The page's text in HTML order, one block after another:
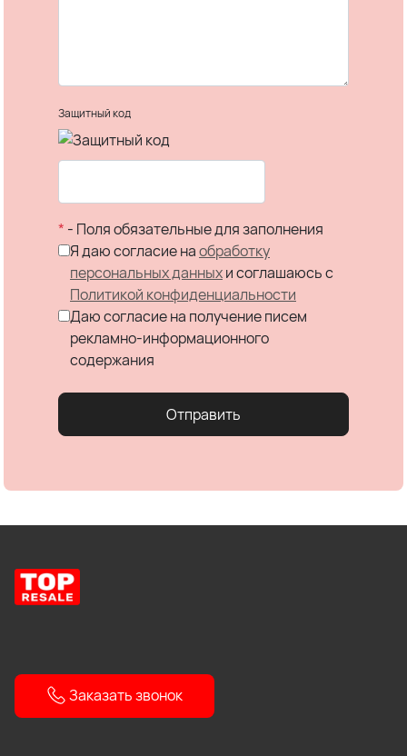
Защитный код
* - Поля обязательные для заполнения
Я даю согласие наобработку
персональных данныхи соглашаюсь c
Политикой конфиденциальности
Даю согласие на получение писем
рекламно-информационного
содержания
Отправить
Заказать звонок